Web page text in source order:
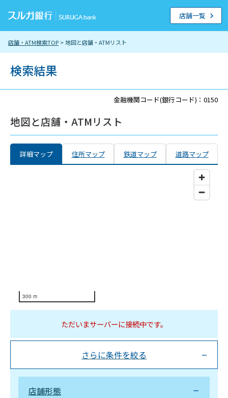
店舗・ATM検索TOP > 地図と店舗・ATMリスト
店舗一覧
検索結果
金融機関コード(銀行コード)：0150
地図と店舗・ATMリスト
詳細マップ 住所マップ 鉄道マップ 道路マップ
300 m
ただいまサーバーに接続中です。
さらに条件を絞る
店舗形態